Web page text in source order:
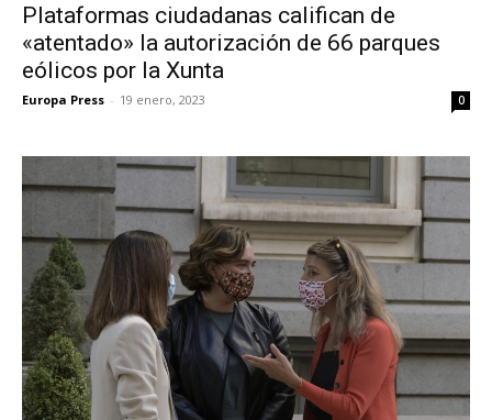
Plataformas ciudadanas califican de
«atentado» la autorización de 66 parques
eólicos por la Xunta
Europa Press - 19 enero, 2023 0